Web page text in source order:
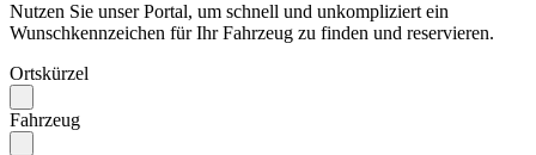
Nutzen Sie unser Portal, um schnell und unkompliziert ein
Wunschkennzeichen für Ihr Fahrzeug zu finden und reservieren.
Ortskürzel
Fahrzeug